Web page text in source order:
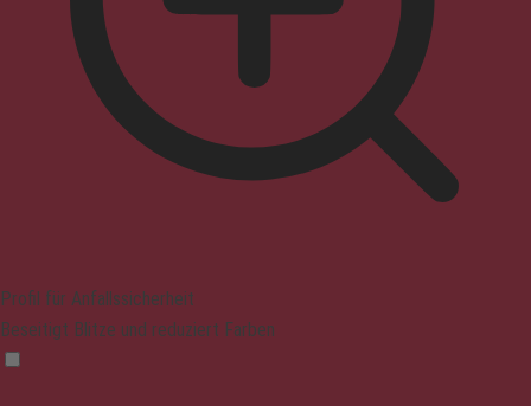
Profil für Anfallssicherheit
Beseitigt Blitze und reduziert Farben